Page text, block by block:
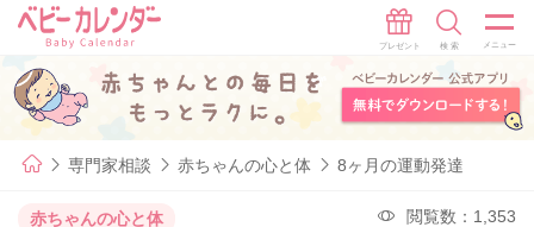
専門家相談 赤ちゃんの心と体 8ヶ月の運動発達
赤ちゃんの心と体 閲覧数：1,353